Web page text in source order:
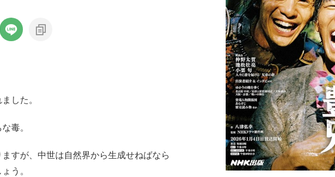
した。
毒。
すが、中世は自然界から生成せねばなら
う。